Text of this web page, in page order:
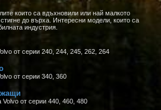
които са вдъхновили или най малкото
до върха. Интересни модели, които са
индустрия.
от серии 240, 244, 245, 262, 264
от серии 340, 360
от серии 440, 460, 480